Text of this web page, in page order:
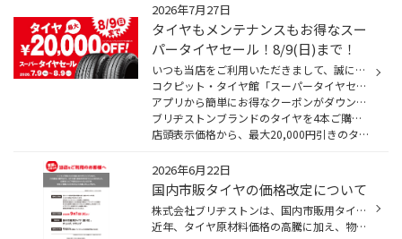
2026年7月27日
タイヤもメンテナンスもお得なスー
パータイヤセール！8/9(日)まで！
いつも当店をご利用いただきまして、誠にありがとうございます
コクピット・タイヤ館「スーパータイヤセール」は8/9(日)までです！
アプリから簡単にお得なクーポンがダウンロードできます！
ブリヂストンブランドのタイヤを4本ご購入時、
店頭表示価格から、最大20,000円引きのタイヤクーポンだけ...
2026年6月22日
国内市販タイヤの価格改定について
株式会社ブリヂストンは、国内市販用タイヤのメーカー出荷価格の改定を決定いたしました。
近年、タイヤ原材料価格の高騰に加え、物流コストや人件費、エネルギー費などが上昇しています。当社では、サプライチェーンの効率化、生産性向上、販売体制の最適化による企業体質の改善など、ビジネスコス...